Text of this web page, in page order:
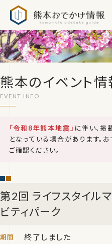
熊本のイベント情
「令和8年熊本地震」 に伴い、掲
となっている場合があります。
ご確認ください。
第2回 ライフスタイル
ビティパーク
終了しました